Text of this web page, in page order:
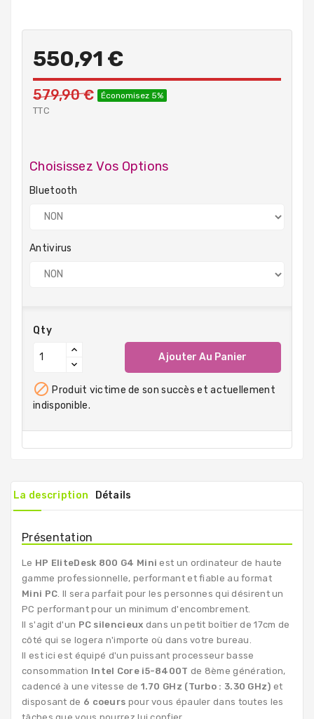
550,91 €
579,90 € Économisez 5%
TTC
Choisissez Vos Options
Bluetooth
Antivirus
Qty
Ajouter Au Panier
 Produit victime de son succès et actuellement
indisponible.
La description Détails
Présentation
Le HP EliteDesk 800 G4 Mini est un ordinateur de haute
gamme professionnelle, performant et fiable au format
Mini PC . Il sera parfait pour les personnes qui désirent un
PC performant pour un minimum d'encombrement.
Il s'agit d'un PC silencieux dans un petit boîtier de 17cm de
côté qui se logera n'importe où dans votre bureau.
Il est ici est équipé d'un puissant processeur basse
consommation Intel Core i5-8400T de 8ème génération,
cadencé à une vitesse de 1.70 GHz (Turbo : 3.30 GHz) et
disposant de 6 coeurs pour vous épauler dans toutes les